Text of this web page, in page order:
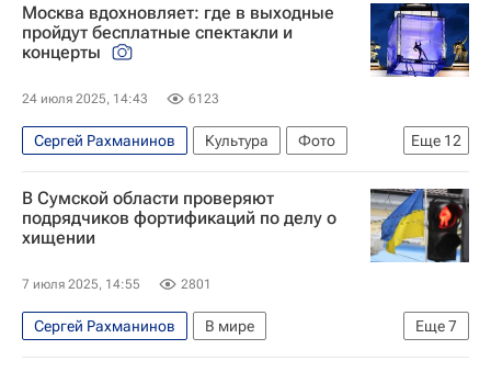
Украина
Сумская область
Россия
Александр Сырский
Верховная Рада Украины
Вооруженные силы Украины
Москва вдохновляет: где в выходные
пройдут бесплатные спектакли и
концерты
24 июля 2025, 14:43 6123
Еще 12
Сергей Рахманинов Культура
Фото
Фото - Культура
Египет Китай
Италия
ВДНХ
Петр Чайковский
Арам Хачатурян
куда сходить
Фестивали
Спектакль
В Сумской области проверяют
подрядчиков фортификаций по делу о
хищении
7 июля 2025, 14:55 2801
Еще7
Сергей Рахманинов
В мире
Сумская область
Украина
Россия